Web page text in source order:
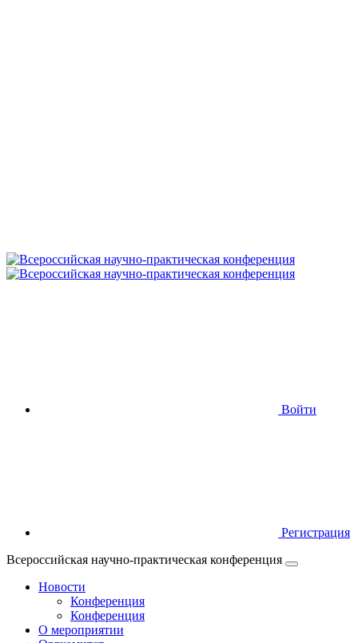
Войти
Регистрация
Всероссийская научно-практическая конференция
Новости
Конференция
Конференция
О мероприятии